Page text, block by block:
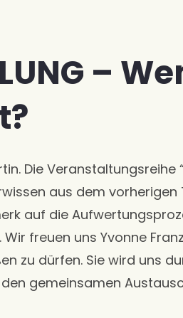
–
Die Veranstaltungsreihe
aus dem vorherigen
auf die
freuen uns Yvonne
zu dürfen. Sie wird uns
gemeinsamen